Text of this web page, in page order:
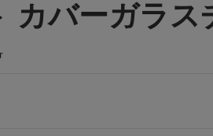
カバーガラス